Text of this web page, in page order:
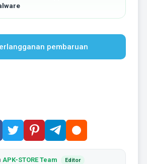
pembaruan
APK-STORE Team Editor